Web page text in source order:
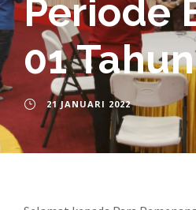
Periode
01
21 JANUARI 2022